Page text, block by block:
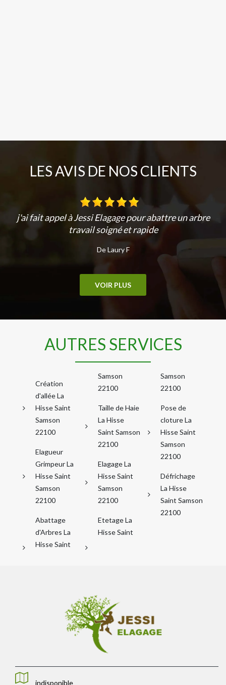
LES AVIS DE NOS CLIENTS
j'ai fait appel à Jessi Elagage pour abattre un arbre
travail soigné et rapide
De Laury F
VOIR PLUS
AUTRES SERVICES
Création
d'allée La
Hisse Saint
Samson
22100
Elagueur
Grimpeur La
Hisse Saint
Samson
22100
Abattage
d'Arbres La
Hisse Saint
Samson
22100
Taille de Haie
La Hisse
Saint Samson
22100
Elagage La
Hisse Saint
Samson
22100
Etetage La
Hisse Saint
Samson
22100
Pose de
cloture La
Hisse Saint
Samson
22100
Défrichage
La Hisse
Saint Samson
22100
indisponible